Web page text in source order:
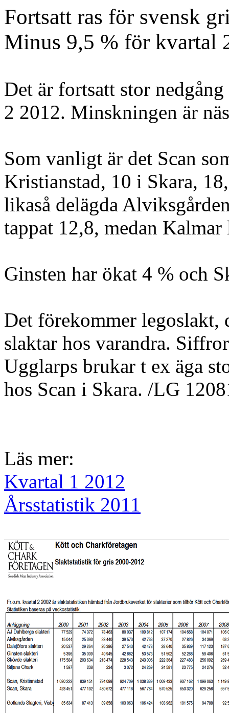
Fortsatt ras för svensk
Minus 9,5 % för kvartal
Det är fortsatt stor
2 2012. Minskningen är
Som vanligt är det Scan
Kristianstad, 10 i Skara,
likaså delägda
tappat 12,8, medan
Ginsten har ökat 4 % och
Det förekommer legoslakt,
slaktar hos varandra.
Ugglarps brukar t ex äga
hos Scan i Skara. /LG
Läs mer:
Kvartal 1 2012
Årsstatistik 2011